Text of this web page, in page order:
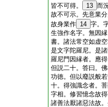
皆不可得。
13 而
故不可示。先意業
故身業作 14 字。
生強作名字。無因
書。諸法常空如虚
是文字陀羅尼。是
羅尼門因縁者。應
但説二十。答曰。
功徳。但以廢説般
十。得強識念者。
字相。修習憶念故
諸善法厭諸惡法故